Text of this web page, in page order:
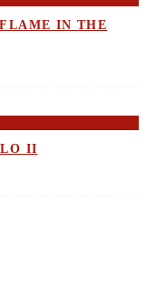
IN THE
II